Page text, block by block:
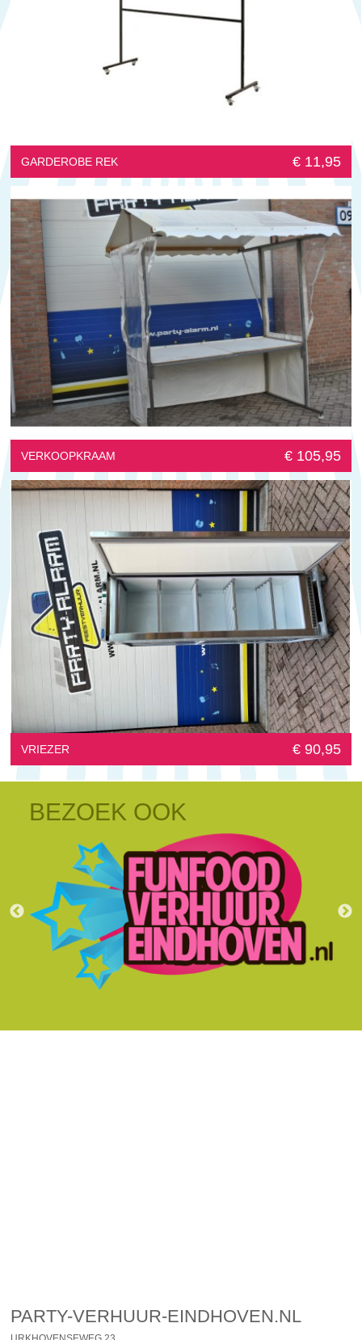
GARDEROBE REK € 11,95
VERKOOPKRAAM € 105,95
VRIEZER € 90,95
BEZOEK OOK
PARTY-VERHUUR-EINDHOVEN.NL